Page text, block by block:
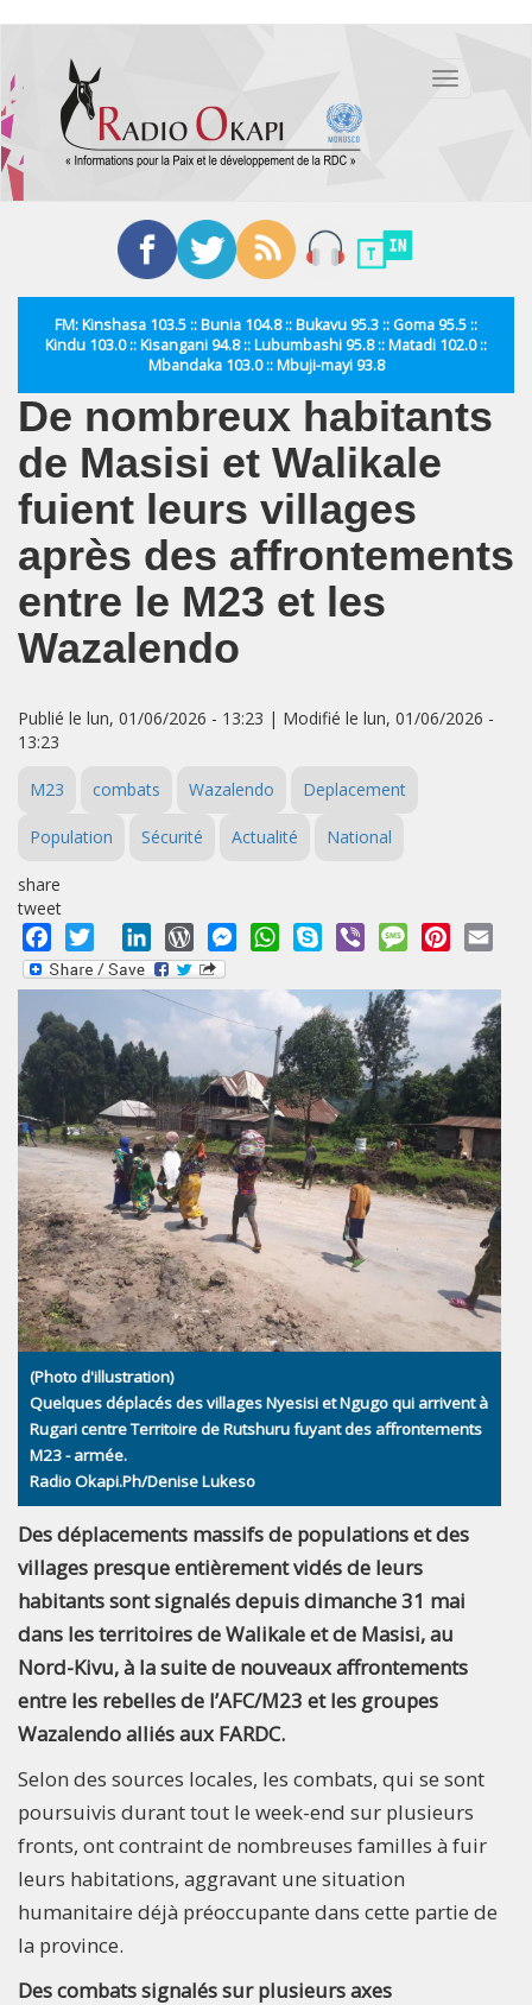
contenu
principal
Toggle
FM: Kinshasa 103.5 :: Bunia 104.8 :: Bukavu 95.3 :: Goma 95.5 ::
Kindu 103.0 :: Kisangani 94.8 :: Lubumbashi 95.8 :: Matadi 102.0 ::
Mbandaka 103.0 :: Mbuji-mayi 93.8
De nombreux habitants
de Masisi et Walikale
fuient leurs villages
après des affrontements
entre le M23 et les
Wazalendo
Publié le lun, 01/06/2026 - 13:23 | Modifié le lun, 01/06/2026 -
13:23
M23 combats Wazalendo Deplacement
Population Sécurité Actualité National
share
tweet
Facebook
Twitter LinkedInWordPressMessengerWhatsApp
Skype Viber MessagePinterest
(Photo d'illustration)
Quelques déplacés des villages Nyesisi et Ngugo qui arrivent à
Rugari centre Territoire de Rutshuru fuyant des affrontements
M23 - armée.
Radio Okapi.Ph/Denise Lukeso
Des déplacements massifs de populations et des
villages presque entièrement vidés de leurs
habitants sont signalés depuis dimanche 31 mai
dans les territoires de Walikale et de Masisi, au
Nord-Kivu, à la suite de nouveaux affrontements
entre les rebelles de l’AFC/M23 et les groupes
Wazalendo alliés aux FARDC.
Selon des sources locales, les combats, qui se sont
poursuivis durant tout le week-end sur plusieurs
fronts, ont contraint de nombreuses familles à fuir
leurs habitations, aggravant une situation
humanitaire déjà préoccupante dans cette partie de
la province.
Des combats signalés sur plusieurs axes